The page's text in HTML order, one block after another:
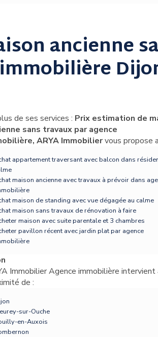
ancienne
immobilière
de ses services : Prix estimation de
sans travaux par agence
ARYA Immobiliervous propose
appartement traversant avec balcon dans
maison ancienne avec travaux à prévoir dans
maison de standing avec vue dégagée au calme
maison sans travaux de rénovation à faire
maison avec suite parentale et 3 chambres
pavillon récent avec jardin plat par agence
Immobilier Agence immobilière intervient
de :
sur-Ouche
en-Auxois